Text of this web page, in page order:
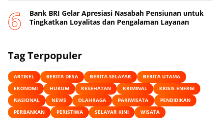
‎Bank BRI Gelar Apresiasi Nasabah Pensiunan untuk
Tingkatkan Loyalitas dan Pengalaman Layanan
Tag Terpopuler
ARTIKEL BERITA DESA BERITA SELAYAR
BERITA UTAMA
EKONOMI
HUKUM KESEHATAN KRIMINAL
KRISIS ENERGI
NASIONAL
NEWS OLAHRAGA PARIWISATA
PENDIDIKAN
PERBANKAN
PERISTIWA SELAYAR KINI WISATA